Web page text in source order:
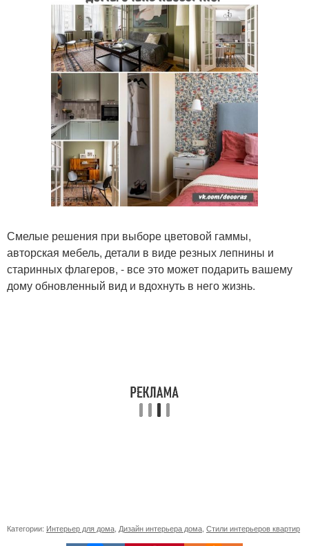
Смелые решения при выборе цветовой гаммы,
авторская мебель, детали в виде резных лепнины и
старинных флагеров, - все это может подарить вашему
дому обновленный вид и вдохнуть в него жизнь.
Категории: Интерьер для дома Дизайн интерьера дома Стили интерьеров квартир